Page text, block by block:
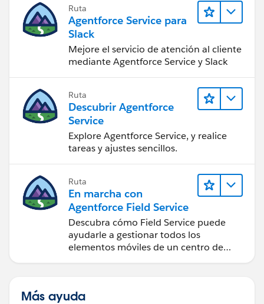
Ruta
Agentforce Service para
Slack
Mejore el servicio de atención al cliente
mediante Agentforce Service y Slack
Ruta
Descubrir Agentforce
Service
Explore Agentforce Service, y realice
tareas y ajustes sencillos.
Ruta
En marcha con
Agentforce Field Service
Descubra cómo Field Service puede
ayudarle a gestionar todos los
elementos móviles de un centro de
Más ayuda